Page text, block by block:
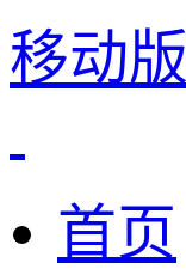
移动版
首页